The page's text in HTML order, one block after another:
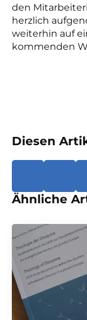
den
herzlich
weiterhin auf
kommenden
Diesen
Ähnliche